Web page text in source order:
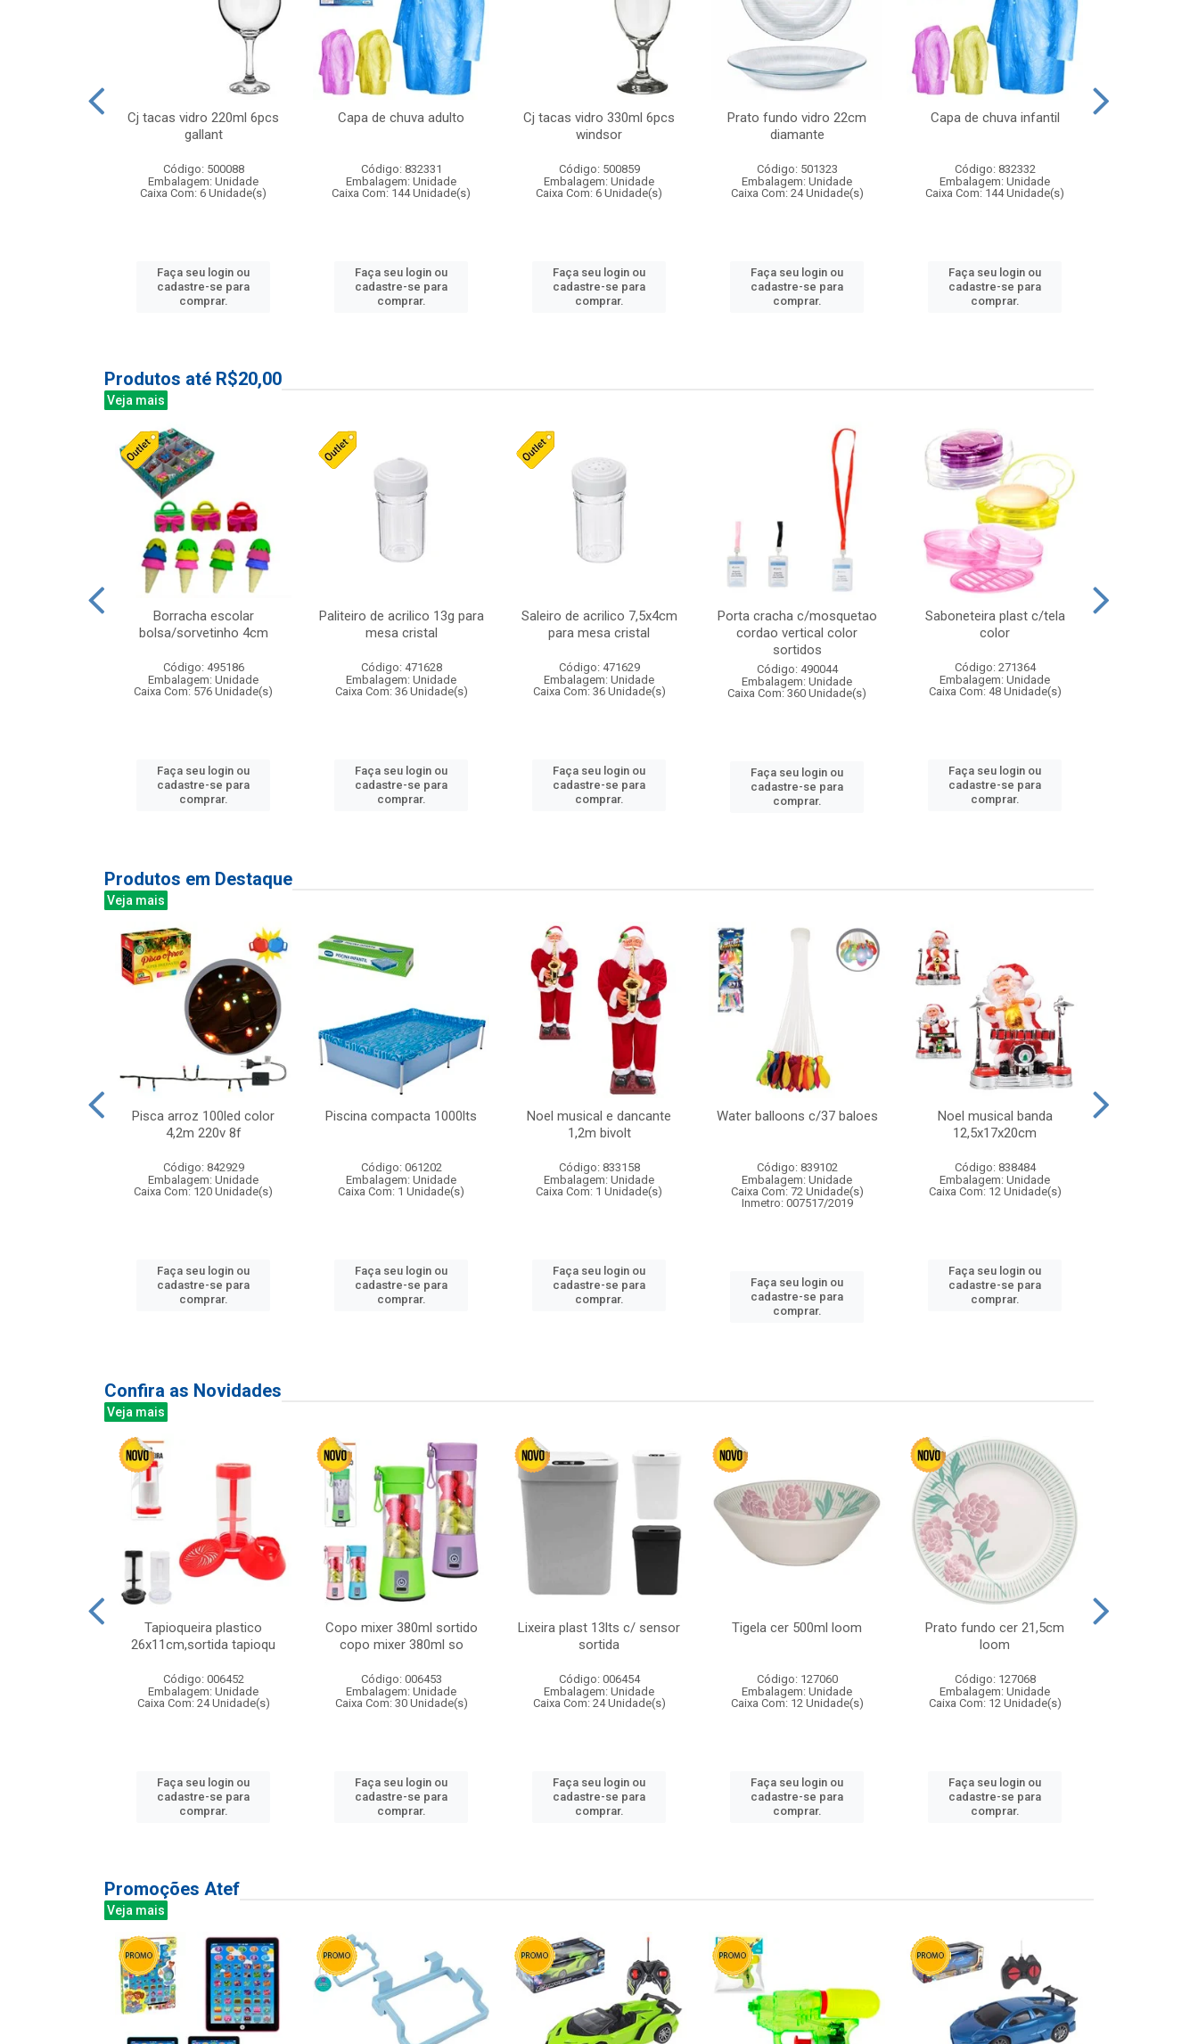
Cj tacas vidro 220ml 6pcs
gallant
Código: 500088
Embalagem: Unidade
Caixa Com: 6 Unidade(s)
Faça seu login ou
cadastre-se para
comprar.
Capa de chuva adulto
Código: 832331
Embalagem: Unidade
Caixa Com: 144 Unidade(s)
Faça seu login ou
cadastre-se para
comprar.
Cj tacas vidro 330ml 6pcs
windsor
Código: 500859
Embalagem: Unidade
Caixa Com: 6 Unidade(s)
Faça seu login ou
cadastre-se para
comprar.
Prato fundo vidro 22cm
diamante
Código: 501323
Embalagem: Unidade
Caixa Com: 24 Unidade(s)
Faça seu login ou
cadastre-se para
comprar.
Capa de chuva infantil
Código: 832332
Embalagem: Unidade
Caixa Com: 144 Unidade(s)
Faça seu login ou
cadastre-se para
comprar.
Produtos até R$20,00
Veja mais
Borracha escolar
bolsa/sorvetinho 4cm
Código: 495186
Embalagem: Unidade
Caixa Com: 576 Unidade(s)
Faça seu login ou
cadastre-se para
comprar.
Paliteiro de acrilico 13g para
mesa cristal
Código: 471628
Embalagem: Unidade
Caixa Com: 36 Unidade(s)
Faça seu login ou
cadastre-se para
comprar.
Saleiro de acrilico 7,5x4cm
para mesa cristal
Código: 471629
Embalagem: Unidade
Caixa Com: 36 Unidade(s)
Faça seu login ou
cadastre-se para
comprar.
Porta cracha c/mosquetao
cordao vertical color
sortidos
Código: 490044
Embalagem: Unidade
Caixa Com: 360 Unidade(s)
Faça seu login ou
cadastre-se para
comprar.
Saboneteira plast c/tela
color
Código: 271364
Embalagem: Unidade
Caixa Com: 48 Unidade(s)
Faça seu login ou
cadastre-se para
comprar.
Produtos em Destaque
Veja mais
Pisca arroz 100led color
4,2m 220v 8f
Código: 842929
Embalagem: Unidade
Caixa Com: 120 Unidade(s)
Faça seu login ou
cadastre-se para
comprar.
Piscina compacta 1000lts
Código: 061202
Embalagem: Unidade
Caixa Com: 1 Unidade(s)
Faça seu login ou
cadastre-se para
comprar.
Noel musical e dancante
1,2m bivolt
Código: 833158
Embalagem: Unidade
Caixa Com: 1 Unidade(s)
Faça seu login ou
cadastre-se para
comprar.
Water balloons c/37 baloes
Código: 839102
Embalagem: Unidade
Caixa Com: 72 Unidade(s)
Inmetro: 007517/2019
Faça seu login ou
cadastre-se para
comprar.
Noel musical banda
12,5x17x20cm
Código: 838484
Embalagem: Unidade
Caixa Com: 12 Unidade(s)
Faça seu login ou
cadastre-se para
comprar.
Confira as Novidades
Veja mais
Tapioqueira plastico
26x11cm,sortida tapioqu
Código: 006452
Embalagem: Unidade
Caixa Com: 24 Unidade(s)
Faça seu login ou
cadastre-se para
comprar.
Copo mixer 380ml sortido
copo mixer 380ml so
Código: 006453
Embalagem: Unidade
Caixa Com: 30 Unidade(s)
Faça seu login ou
cadastre-se para
comprar.
Lixeira plast 13lts c/ sensor
sortida
Código: 006454
Embalagem: Unidade
Caixa Com: 24 Unidade(s)
Faça seu login ou
cadastre-se para
comprar.
Tigela cer 500ml loom
Código: 127060
Embalagem: Unidade
Caixa Com: 12 Unidade(s)
Faça seu login ou
cadastre-se para
comprar.
Prato fundo cer 21,5cm
loom
Código: 127068
Embalagem: Unidade
Caixa Com: 12 Unidade(s)
Faça seu login ou
cadastre-se para
comprar.
Promoções Atef
Veja mais